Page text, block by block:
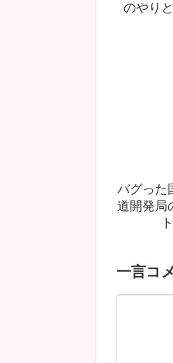
のやり
バグった
道開発局
一言コ